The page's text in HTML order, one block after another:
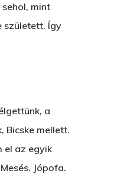
mint
született. Így
a
Bicske mellett.
el az egyik
Jópofa.